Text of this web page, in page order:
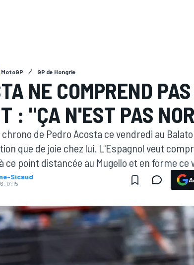
MotoGP GP de Hongrie
NE COMPREND
: "ÇA N'EST PAS
de Pedro Acosta ce vendredi au
que de joie chez lui. L'Espagnol veut
ce point distancée au Mugello et en forme ce
Sicaud
17:15